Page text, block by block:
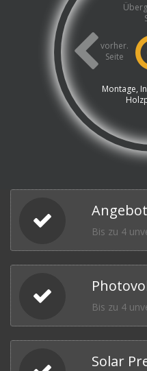
vorher.
Seite
Montage,
Bis zu 4
Bis zu 4
Solar